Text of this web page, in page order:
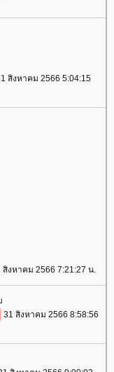
สิงหาคม 2566 5:04:15
สิงหาคม 2566 7:21:27 น.
31 สิงหาคม 2566 8:58:56